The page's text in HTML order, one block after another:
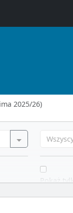
2025/26)
Pokaż